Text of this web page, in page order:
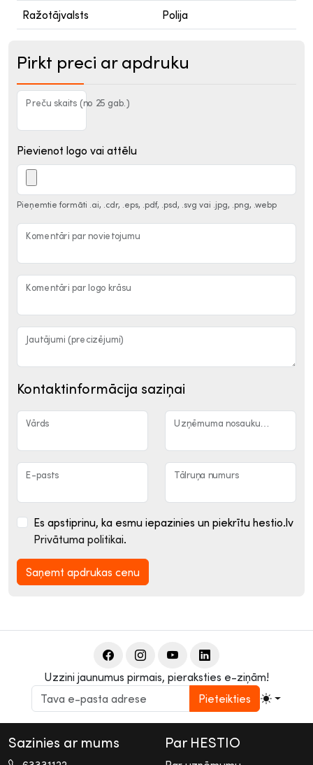
Ražotājvalsts Polija
Pirkt preci ar apdruku
Preču skaits (no 25 gab.)
Pievienot logo vai attēlu
Pieņemtie formāti .ai, .cdr, .eps, .pdf, .psd, .svg vai .jpg, .png, .webp
Komentāri par novietojumu
Komentāri par logo krāsu
Jautājumi (precizējumi)
Kontaktinformācija saziņai
Vārds
E-pasts Tālruņa numurs
Es apstiprinu, ka esmu iepazinies un piekrītu hestio.lv
Privātuma politikai.
Saņemt apdrukas cenu
Uzzini jaunumus pirmais, pieraksties e-ziņām!
Pieteikties
Sazinies ar mums Par HESTIO